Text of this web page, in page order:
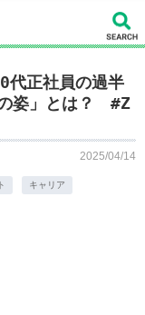
代正社員の過半
姿」とは？ #Z
2025/04/14
キャリア